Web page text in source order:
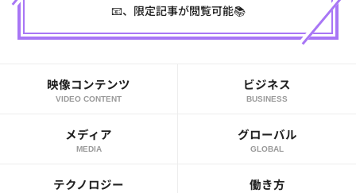
📧、限定記事が閲覧可能📚
映像コンテンツ
VIDEO CONTENT
ビジネス
BUSINESS
メディア
MEDIA
グローバル
GLOBAL
テクノロジー 働き方